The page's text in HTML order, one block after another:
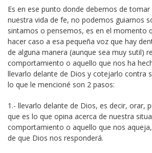
Es en ese punto donde debemos de tomar
nuestra vida de fe, no podemos guiarnos
sintamos o pensemos, es en el momento
hacer caso a esa pequeña voz que hay
de alguna manera (aunque sea muy sutil)
comportamiento o aquello que nos ha
llevarlo delante de Dios y cotejarlo contra
lo que le mencioné son 2 pasos:
1.- llevarlo delante de Dios, es decir, orar,
que es lo que opina acerca de nuestra
comportamiento o aquello que nos
de que Dios nos responderá.